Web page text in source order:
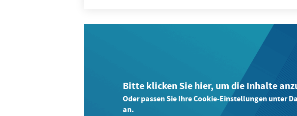
Bitte klicken Sie hier, um die Inhalte
Oder passen Sie Ihre Cookie-Einstellungen unter
an.